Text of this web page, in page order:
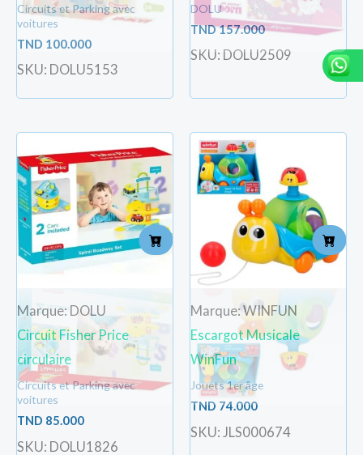
Circuits et Parking avec
voitures
TND 100.000
SKU: DOLU5153
DOLU
TND157.000
SKU: DOLU2509
Marque: DOLU
Circuit Fisher Price
circulaire
Circuits et Parking avec
voitures
TND 85.000
SKU: DOLU1826
Marque: WINFUN
Escargot Musicale
WinFun
Jouets 1er âge
TND 74.000
SKU: JLS000674